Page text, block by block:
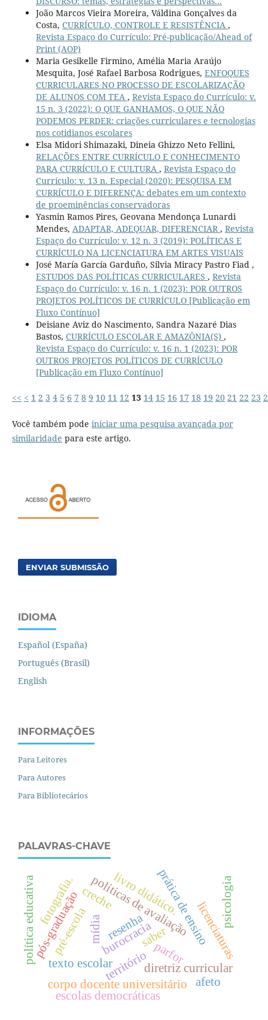
João Marcos Vieira Moreira, Váldina Gonçalves da
Costa, CURRÍCULO, CONTROLE E RESISTÊNCIA ,
Revista Espaço do Currículo: Pré-publicação/Ahead of
Print (AOP)
Maria Gesikelle Firmino, Amélia Maria Araújo
Mesquita, José Rafael Barbosa Rodrigues, ENFOQUES
CURRICULARES NO PROCESSO DE ESCOLARIZAÇÃO
DE ALUNOS COM TEA , Revista Espaço do Currículo: v.
15 n. 3 (2022): O QUE GANHAMOS, O QUE NÃO
PODEMOS PERDER: criações curriculares e tecnologias
nos cotidianos escolares
Elsa Midori Shimazaki, Dineia Ghizzo Neto Fellini,
RELAÇÕES ENTRE CURRÍCULO E CONHECIMENTO
PARA CURRÍCULO E CULTURA , Revista Espaço do
Currículo: v. 13 n. Especial (2020): PESQUISA EM
CURRÍCULO E DIFERENÇA: debates em um contexto
de proeminências conservadoras
Yasmin Ramos Pires, Geovana Mendonça Lunardi
Mendes, ADAPTAR, ADEQUAR, DIFERENCIAR , Revista
Espaço do Currículo: v. 12 n. 3 (2019): POLÍTICAS E
CURRÍCULO NA LICENCIATURA EM ARTES VISUAIS
José María García Garduño, Silvia Miracy Pastro Fiad ,
ESTUDOS DAS POLÍTICAS CURRICULARES , Revista
Espaço do Currículo: v. 16 n. 1 (2023): POR OUTROS
PROJETOS POLÍTICOS DE CURRÍCULO [Publicação em
Fluxo Contínuo]
Deisiane Aviz do Nascimento, Sandra Nazaré Dias
Bastos, CURRÍCULO ESCOLAR E AMAZÔNIA(S) ,
Revista Espaço do Currículo: v. 16 n. 1 (2023): POR
OUTROS PROJETOS POLÍTICOS DE CURRÍCULO
[Publicação em Fluxo Contínuo]
<< < 1 2 3 4 5 6 7 8 9 10 11 12 13 14 15 16 17 18 19 20 21 22 23
Você também pode iniciar uma pesquisa avançada por
similaridade para este artigo.
ENVIAR SUBMISSÃO
IDIOMA
Español (España)
Português (Brasil)
English
INFORMAÇÕES
Para Leitores
Para Autores
Para Bibliotecários
PALAVRAS-CHAVE
resenha
territóriodiretriz curricular
prática de ensino
texto escolar
políticas de avaliação
pós-graduação saber
corpo docente universitário
política educativa mídia
livro didático.
escolas democráticas
licenciaturas
parfor
pré-escola
creche psicologia
fotografia.
afeto
burocracia